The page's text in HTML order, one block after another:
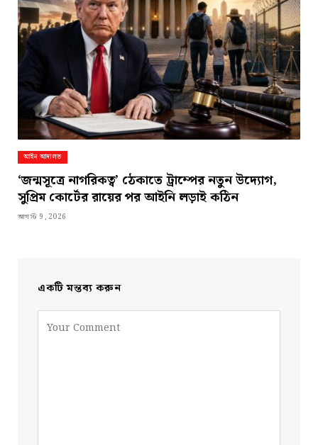
আইন আদালত
‘জন্মসূত্রে নাগরিকত্ব’ ঠেকাতে ট্রাম্পের নতুন উদ্যোগ,
সুপ্রিম কোর্টের রায়ের পর আইনি লড়াই কঠিন
আগস্ট 9, 2026
একটি মন্তব্য করুন